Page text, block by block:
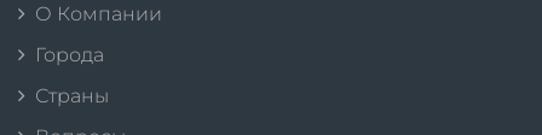
О Компании
Города
Страны